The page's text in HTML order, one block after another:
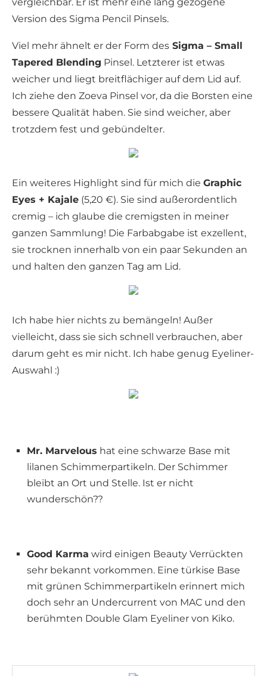
Version des Sigma Pencil Pinsels.
Viel mehr ähnelt er der Form des Sigma – Small
Tapered Blending Pinsel. Letzterer ist etwas
weicher und liegt breitflächiger auf dem Lid auf.
Ich ziehe den Zoeva Pinsel vor, da die Borsten eine
bessere Qualität haben. Sie sind weicher, aber
trotzdem fest und gebündelter.
Ein weiteres Highlight sind für mich die Graphic
Eyes + Kajale (5,20 €). Sie sind außerordentlich
cremig – ich glaube die cremigsten in meiner
ganzen Sammlung! Die Farbabgabe ist exzellent,
sie trocknen innerhalb von ein paar Sekunden an
und halten den ganzen Tag am Lid.
Ich habe hier nichts zu bemängeln! Außer
vielleicht, dass sie sich schnell verbrauchen, aber
darum geht es mir nicht. Ich habe genug Eyeliner-
Auswahl :)
Mr. Marvelous hat eine schwarze Base mit
lilanen Schimmerpartikeln. Der Schimmer
bleibt an Ort und Stelle. Ist er nicht
wunderschön??
Good Karma wird einigen Beauty Verrückten
sehr bekannt vorkommen. Eine türkise Base
mit grünen Schimmerpartikeln erinnert mich
doch sehr an Undercurrent von MAC und den
berühmten Double Glam Eyeliner von Kiko.